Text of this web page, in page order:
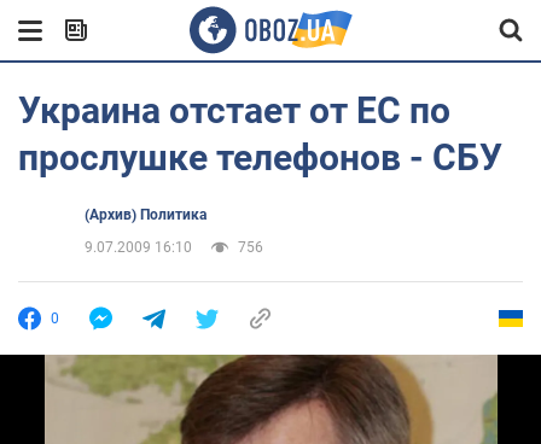
Украина отстает от ЕС по
прослушке телефонов - СБУ
(Архив) Политика
9.07.2009 16:10
756
0